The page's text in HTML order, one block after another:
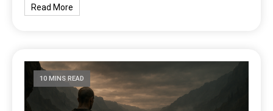
Read More
10 MINS READ